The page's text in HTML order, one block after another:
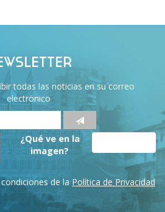
todas las noticias en su correo
electrónico
¿Qué ve en la
imagen?
de la Política de Privacidad